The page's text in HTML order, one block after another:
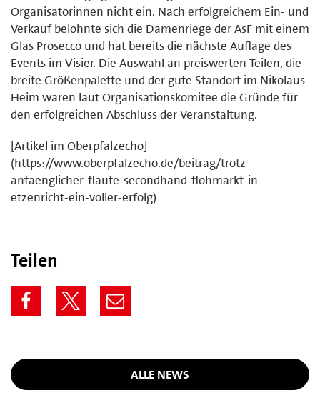
Organisatorinnen nicht ein. Nach erfolgreichem Ein- und
Verkauf belohnte sich die Damenriege der AsF mit einem
Glas Prosecco und hat bereits die nächste Auflage des
Events im Visier. Die Auswahl an preiswerten Teilen, die
breite Größenpalette und der gute Standort im Nikolaus-
Heim waren laut Organisationskomitee die Gründe für
den erfolgreichen Abschluss der Veranstaltung.
[Artikel im Oberpfalzecho]
(https://www.oberpfalzecho.de/beitrag/trotz-
anfaenglicher-flaute-secondhand-flohmarkt-in-
etzenricht-ein-voller-erfolg)
Teilen
ALLE NEWS